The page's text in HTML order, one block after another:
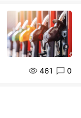
461 0